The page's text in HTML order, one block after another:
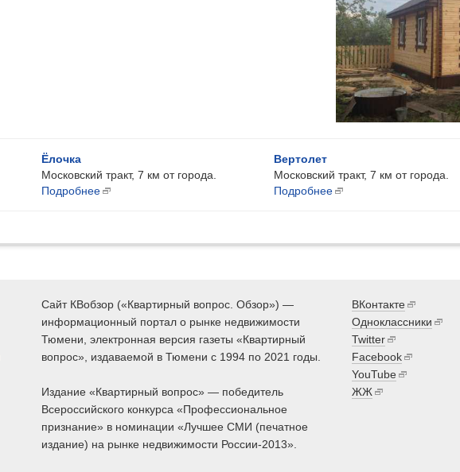
Ёлочка
Московский тракт, 7 км от города.
Подробнее
Вертолет
Московский тракт, 7 км от города.
Подробнее
Сайт КВобзор («Квартирный вопрос. Обзор») —
информационный портал о рынке недвижимости
Тюмени, электронная версия газеты «Квартирный
вопрос», издаваемой в Тюмени с 1994 по 2021 годы.
Издание «Квартирный вопрос» — победитель
Всероссийского конкурса «Профессиональное
признание» в номинации «Лучшее СМИ (печатное
издание) на рынке недвижимости России-2013».
ВКонтакте
Одноклассники
Twitter
Facebook
YouTube
ЖЖ